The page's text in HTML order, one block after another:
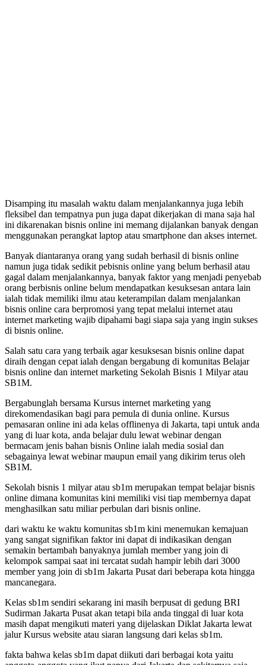
Disamping itu masalah waktu dalam menjalankannya juga lebih
fleksibel dan tempatnya pun juga dapat dikerjakan di mana saja hal
ini dikarenakan bisnis online ini memang dijalankan banyak dengan
menggunakan perangkat laptop atau smartphone dan akses internet.
Banyak diantaranya orang yang sudah berhasil di bisnis online
namun juga tidak sedikit pebisnis online yang belum berhasil atau
gagal dalam menjalankannya, banyak faktor yang menjadi penyebab
orang berbisnis online belum mendapatkan kesuksesan antara lain
ialah tidak memiliki ilmu atau keterampilan dalam menjalankan
bisnis online cara berpromosi yang tepat melalui internet atau
internet marketing wajib dipahami bagi siapa saja yang ingin sukses
di bisnis online.
Salah satu cara yang terbaik agar kesuksesan bisnis online dapat
diraih dengan cepat ialah dengan bergabung di komunitas Belajar
bisnis online dan internet marketing Sekolah Bisnis 1 Milyar atau
SB1M.
Bergabunglah bersama Kursus internet marketing yang
direkomendasikan bagi para pemula di dunia online. Kursus
pemasaran online ini ada kelas offlinenya di Jakarta, tapi untuk anda
yang di luar kota, anda belajar dulu lewat webinar dengan
bermacam jenis bahan bisnis Online ialah media sosial dan
sebagainya lewat webinar maupun email yang dikirim terus oleh
SB1M.
Sekolah bisnis 1 milyar atau sb1m merupakan tempat belajar bisnis
online dimana komunitas kini memiliki visi tiap membernya dapat
menghasilkan satu miliar perbulan dari bisnis online.
dari waktu ke waktu komunitas sb1m kini menemukan kemajuan
yang sangat signifikan faktor ini dapat di indikasikan dengan
semakin bertambah banyaknya jumlah member yang join di
kelompok sampai saat ini tercatat sudah hampir lebih dari 3000
member yang join di sb1m Jakarta Pusat dari beberapa kota hingga
mancanegara.
Kelas sb1m sendiri sekarang ini masih berpusat di gedung BRI
Sudirman Jakarta Pusat akan tetapi bila anda tinggal di luar kota
masih dapat mengikuti materi yang dijelaskan Diklat Jakarta lewat
jalur Kursus website atau siaran langsung dari kelas sb1m.
fakta bahwa kelas sb1m dapat diikuti dari berbagai kota yaitu